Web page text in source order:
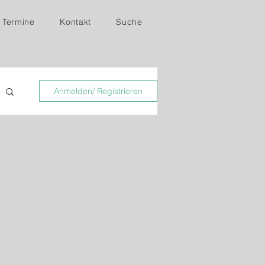
Termine Kontakt Suche
Anmelden/ Registrieren